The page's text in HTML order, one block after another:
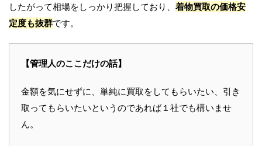
したがって相場をしっかり把握しており、 着物買取の価格安
定度も抜群です。
【管理人のここだけの話】
金額を気にせずに、単純に買取をしてもらいたい、引き
取ってもらいたいというのであれば１社でも構いませ
ん。